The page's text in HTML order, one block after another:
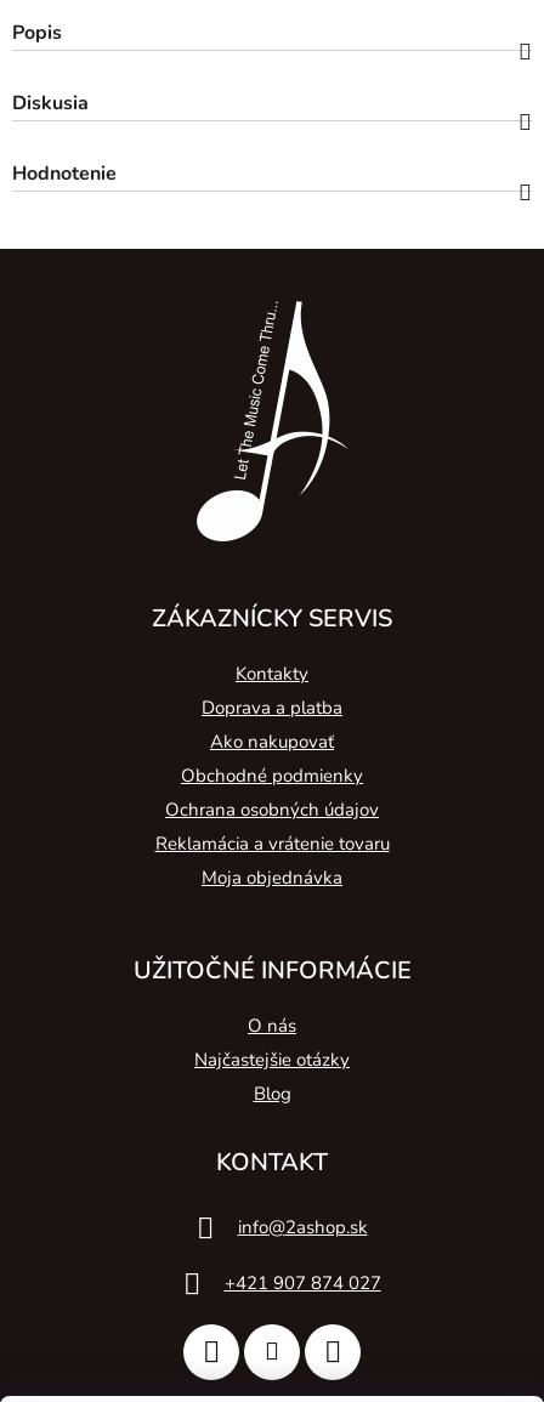
Popis
Diskusia
Hodnotenie
ZÁKAZNÍCKY SERVIS
Kontakty
Doprava a platba
Ako nakupovať
Obchodné podmienky
Ochrana osobných údajov
Reklamácia a vrátenie tovaru
Moja objednávka
UŽITOČNÉ INFORMÁCIE
O nás
Najčastejšie otázky
Blog
KONTAKT
info@2ashop.sk
+421 907 874 027